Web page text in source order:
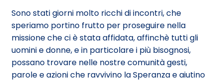
Sono stati giorni molto ricchi di incontri, che
speriamo portino frutto per proseguire nella
missione che ci è stata affidata, affinchè tutti gli
uomini e donne, e in particolare i più bisognosi,
possano trovare nelle nostre comunità gesti,
parole e azioni che ravvivino la Speranza e aiutino